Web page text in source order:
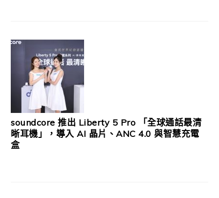
soundcore 推出 Liberty 5 Pro 「全球通話最清
晰耳機」，導入 AI 晶片、ANC 4.0 與智慧充電
盒